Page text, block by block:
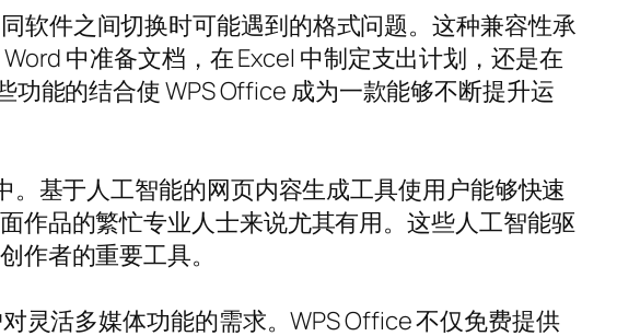
软件之间切换时可能遇到的格式问题。这种兼容性承
中准备文档，在 Excel 中制定支出计划，还是在
能的结合使 WPS Office 成为一款能够不断提升运
基于人工智能的网页内容生成工具使用户能够快速
作品的繁忙专业人士来说尤其有用。这些人工智能驱
作者的重要工具。
灵活多媒体功能的需求。WPS Office 不仅免费提供